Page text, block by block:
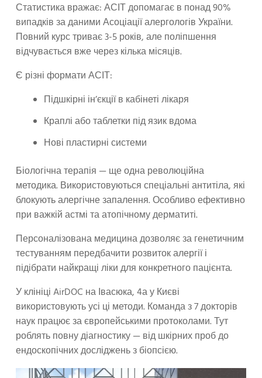
Статистика вражає: АСІТ допомагає в понад 90%
випадків за даними Асоціації алергологів України.
Повний курс триває 3-5 років, але поліпшення
відчувається вже через кілька місяців.
Є різні формати АСІТ:
Підшкірні ін’єкції в кабінеті лікаря
Краплі або таблетки під язик вдома
Нові пластирні системи
Біологічна терапія — ще одна революційна
методика. Використовуються спеціальні антитіла, які
блокують алергічне запалення. Особливо ефективно
при важкій астмі та атопічному дерматиті.
Персоналізована медицина дозволяє за генетичним
тестуванням передбачити розвиток алергії і
підібрати найкращі ліки для конкретного пацієнта.
У клініці AirDOC на Івасюка, 4а у Києві
використовують усі ці методи. Команда з 7 докторів
наук працює за європейськими протоколами. Тут
роблять повну діагностику — від шкірних проб до
ендоскопічних досліджень з біопсією.